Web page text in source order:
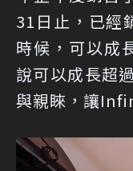
31日止，已經
時候，可以成
說可以成長超
與親睞，讓